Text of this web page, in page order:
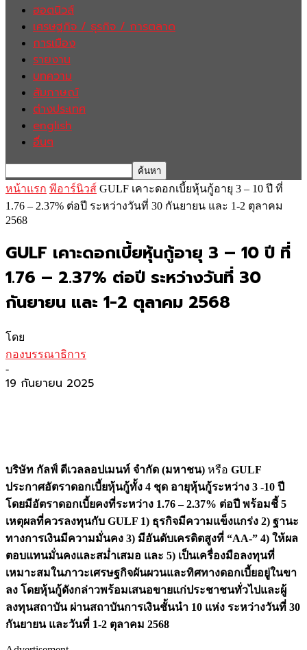
ฮอตนิวส์
เศรษฐกิจ / ธุรกิจ / การตลาด
การเมือง
รายงาน
บทความ
สัมภาษณ์
ต่างประเทศ
english
อื่นๆ
หน้าแรก พีอาร์นิวส์ GULF เคาะดอกเบี้ยหุ้นกู้อายุ 3 – 10 ปี ที่
1.76 – 2.37% ต่อปี ระหว่างวันที่ 30 กันยายน และ 1-2 ตุลาคม
2568
GULF เคาะดอกเบี้ยหุ้นกู้อายุ 3 – 10 ปี ที่
1.76 – 2.37% ต่อปี ระหว่างวันที่ 30
กันยายน และ 1-2 ตุลาคม 2568
โดย
กองบรรณาธิการ
-
19 กันยายน 2025
บริษัท กัลฟ์ ดีเวลลอปเมนท์ จำกัด (มหาชน) หรือ GULF
ประกาศอัตราดอกเบี้ยหุ้นกู้ทั้ง 4 ชุด อายุหุ้นกู้ระหว่าง 3 -10 ปี
โดยมีอัตราดอกเบี้ยคงที่ระหว่าง 1.76 – 2.37% ต่อปี พร้อมชี้ 5
เหตุผลที่ควรลงทุนกับ GULF 1) ธุรกิจมีความแข็งแกร่ง 2) ฐานะ
ทางการเงินมีความมั่นคง 3) มีอันดับเครดิตสูงที่ “AA-” 4) ให้ผล
ตอบแทนมั่นคงและสม่ำเสมอ และ 5) เป็นเครื่องมือลงทุนที่
เหมาะสมในภาวะเศรษฐกิจผันผวนและทิศทางดอกเบี้ยอยู่ในขา
ลง โดยหุ้นกู้ดังกล่าวพร้อมเสนอขายแก่ประชาชนทั่วไปและผู้
ลงทุนสถาบัน ผ่านสถาบันการเงินชั้นนำ 10 แห่ง ระหว่างวันที่ 30
กันยายน และวันที่ 1-2 ตุลาคม 2568